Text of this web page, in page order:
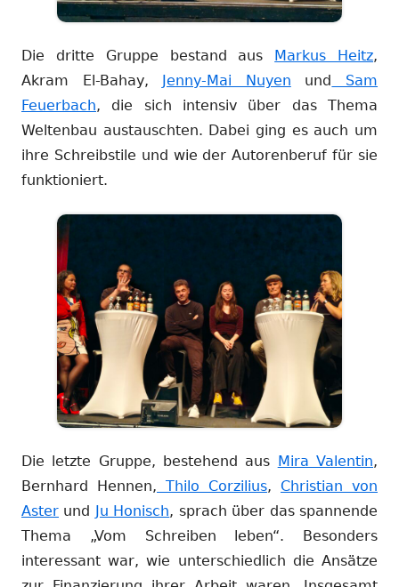
Die dritte Gruppe bestand aus Markus Heitz,
Akram El-Bahay,
Jenny-Mai Nuyen und
Sam
Feuerbach, die sich intensiv über das Thema
Weltenbau austauschten. Dabei ging es auch um
ihre Schreibstile und wie der Autorenberuf für sie
funktioniert.
Die letzte Gruppe, bestehend aus Mira Valentin,
Bernhard Hennen, Thilo Corzilius, Christian von
Aster und Ju Honisch, sprach über das spannende
Thema „Vom Schreiben leben“. Besonders
interessant war, wie unterschiedlich die Ansätze